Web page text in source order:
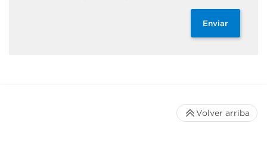
Enviar
Volver arriba